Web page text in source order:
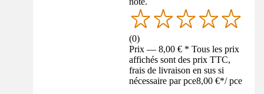
(0)
Prix — 8,00 € * Tous les prix
affichés sont des prix TTC,
frais de livraison en sus si
nécessaire par pce8,00 €*/ pce